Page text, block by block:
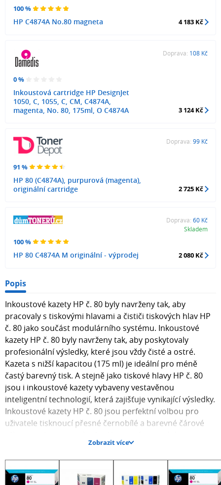
100 %
HP C4874A No.80 magneta 4 183 Kč
0 %
Inkoustová cartridge HP DesignJet
1050, C, 1055, C, CM, C4874A,
magenta, No. 80, 175ml, O C4874A
Doprava: 108 Kč
3 124 Kč
91 %
HP 80 (C4874A), purpurová (magenta),
originální cartridge
Doprava: 99 Kč
2 725 Kč
100 %
HP 80 C4874A M originální - výprodej
Doprava: 60 Kč
Skladem
2 080 Kč
Popis
Inkoustové kazety HP č. 80 byly navrženy tak, aby
pracovaly s tiskovými hlavami a čističi tiskových hlav HP
č. 80 jako součást modulárního systému. Inkoustové
kazety HP č. 80 byly navrženy tak, aby poskytovaly
profesionální výsledky, které jsou vždy čisté a ostré.
Kazeta s nižší kapacitou (175 ml) je ideální pro méně
častý barevný tisk. A stejně jako tiskové hlavy HP č. 80
jsou i inkoustové kazety vybaveny vestavěnou
inteligentní technologií, která zajišťuje vynikající výsledky.
Inkoustové kazety HP č. 80 jsou perfektní volbou pro
uživatele tisknoucí přesné černobílé a barevné čárové
a grafiku.Technologie HP Jetexpress pracuje s tiskovou
hlavou o šířce 2,54 cm s 512 tryskami a poskytuje
rychlejší, přesnější tisk na libovolné tiskárně HP
Designjet. Inteligentní funkce monitorují hladiny
Zobrazit více